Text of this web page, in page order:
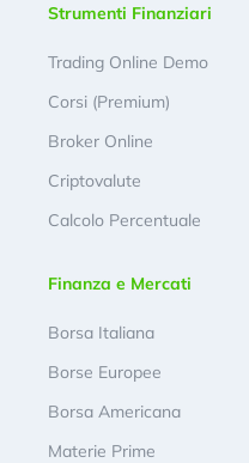
Strumenti Finanziari
Trading Online Demo
Corsi (Premium)
Broker Online
Criptovalute
Calcolo Percentuale
Finanza e Mercati
Borsa Italiana
Borse Europee
Borsa Americana
Materie Prime